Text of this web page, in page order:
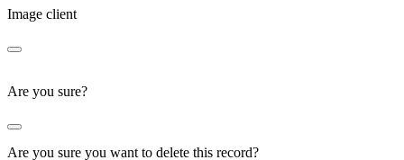
Image client
Are you sure?
Are you sure you want to delete this record?